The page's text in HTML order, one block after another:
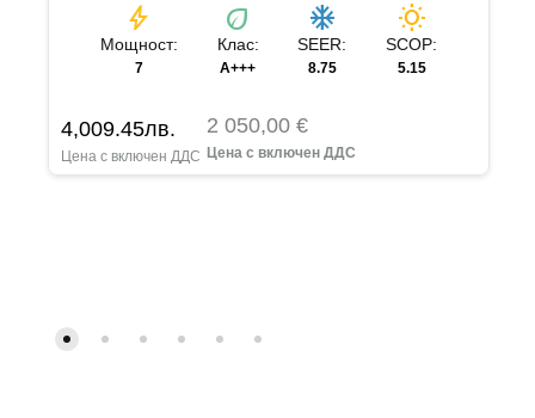
bolt
Мощност:
7
eco
Клас:
A+++
ac_unit
SEER:
8.75
wb_sunny
SCOP:
5.15
4,009.45лв. 2 050,00 €